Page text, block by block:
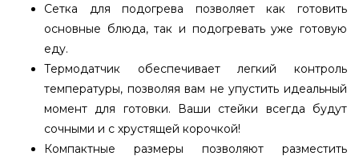
Сетка для подогрева позволяет как готовить
основные блюда, так и подогревать уже готовую
еду.
Термодатчик обеспечивает легкий контроль
температуры, позволяя вам не упустить идеальный
момент для готовки. Ваши стейки всегда будут
сочными и с хрустящей корочкой!
Компактные размеры позволяют разместить